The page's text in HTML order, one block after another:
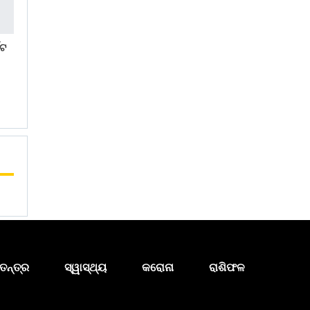
ସ୍ୱାସ୍ଥ୍ୟ କରୋନା ରାଶିଫଳ